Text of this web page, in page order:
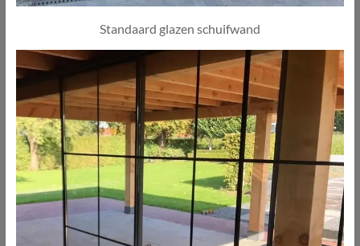
Standaard glazen schuifwand